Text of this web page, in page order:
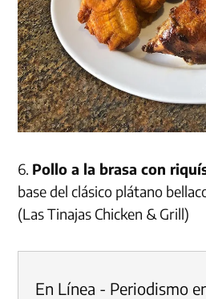
6. Pollo a la brasa con
base del clásico plátano
(Las Tinajas Chicken & Grill)
En Línea - Periodismo